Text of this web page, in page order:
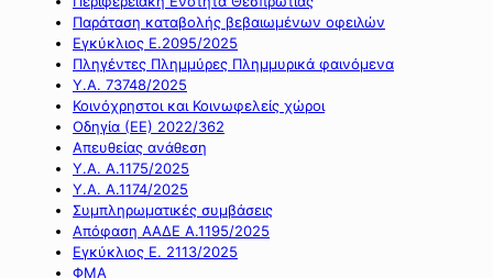
Παράταση καταβολής βεβαιωμένων οφειλών
Εγκύκλιος Ε.2095/2025
Πληγέντες Πλημμύρες Πλημμυρικά φαινόμενα
Υ.Α. 73748/2025
Κοινόχρηστοι και Κοινωφελείς χώροι
Οδηγία (ΕΕ) 2022/362
Απευθείας ανάθεση
Υ.Α. Α.1175/2025
Υ.Α. Α.1174/2025
Συμπληρωματικές συμβάσεις
Απόφαση ΑΑΔΕ Α.1195/2025
Εγκύκλιος Ε. 2113/2025
ΦΜΑ